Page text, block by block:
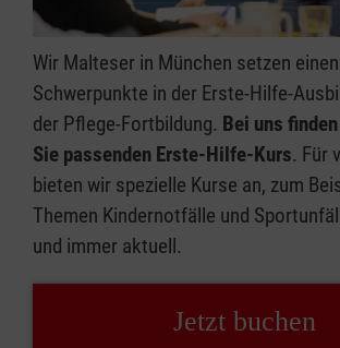
Wir Malteser in München setzen
Schwerpunkte in der Erste-Hilfe-
der Pflege-Fortbildung. Bei uns
Sie passenden Erste-Hilfe-Kurs. Für
bieten wir spezielle Kurse an, zum
Themen Kindernotfälle und
und immer aktuell.
Jetzt buchen